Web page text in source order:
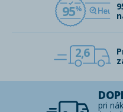
95
2,6
pri